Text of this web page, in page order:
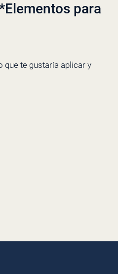
para
que te gustaría aplicar y